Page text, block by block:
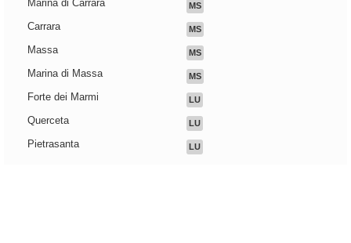
Marina di Carrara MS
Carrara MS
Massa MS
Marina di Massa MS
Forte dei Marmi LU
Querceta LU
Pietrasanta LU